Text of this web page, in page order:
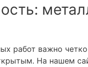
работ важно
На нашем